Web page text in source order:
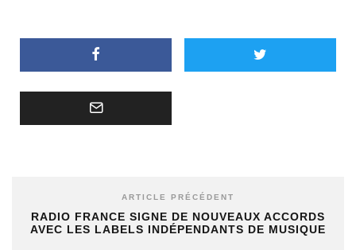
ARTICLE PRÉCÉDENT
RADIO FRANCE SIGNE DE NOUVEAUX ACCORDS
AVEC LES LABELS INDÉPENDANTS DE MUSIQUE